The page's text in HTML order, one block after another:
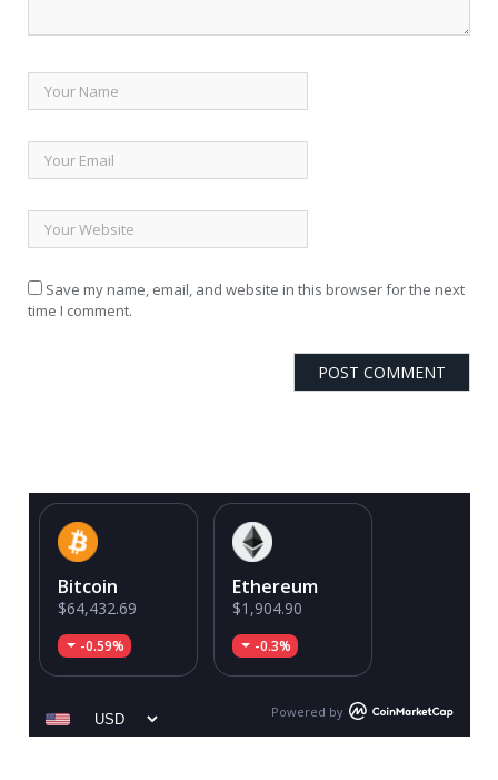
Save my name, email, and website in this browser for the next
time I comment.
Bitcoin
$64,432.69
-0.59%
Ethereum
$1,904.90
-0.3%
Powered by